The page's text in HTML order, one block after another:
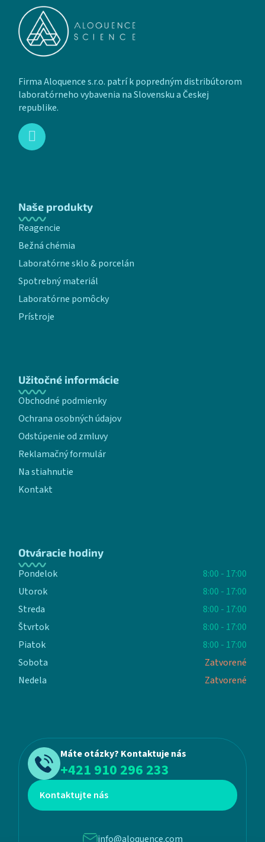
Firma Aloquence s.r.o. patrí k popredným distribútorom
laboratórneho vybavenia na Slovensku a Českej
republike.
Naše produkty
Reagencie
Bežná chémia
Laboratórne sklo & porcelán
Spotrebný materiál
Laboratórne pomôcky
Prístroje
Užitočné informácie
Obchodné podmienky
Ochrana osobných údajov
Odstúpenie od zmluvy
Reklamačný formulár
Na stiahnutie
Kontakt
Otváracie hodiny
Pondelok
8:00 - 17:00
Utorok
8:00 - 17:00
Streda
8:00 - 17:00
Štvrtok
8:00 - 17:00
Piatok
8:00 - 17:00
Sobota
Zatvorené
Nedela
Zatvorené
Máte otázky? Kontaktuje nás
+421 910 296 233
Kontaktujte nás
info@aloquence.com